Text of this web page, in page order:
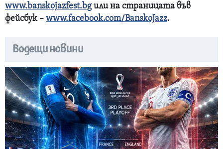
www.banskojazfest.bgили на страницата във
фейсбук – www.facebook.com/BanskoJazz.
Водещи новини